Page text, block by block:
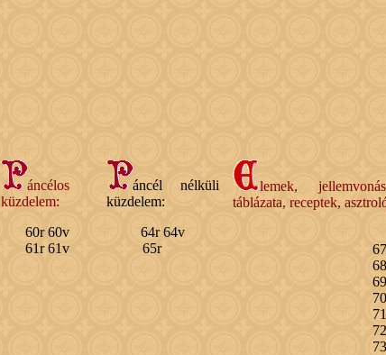
áncélos
küzdelem:
60r 60v
61r 61v
áncél nélküli
küzdelem:
64r 64v
65r
lemek,
táblázata, receptek,